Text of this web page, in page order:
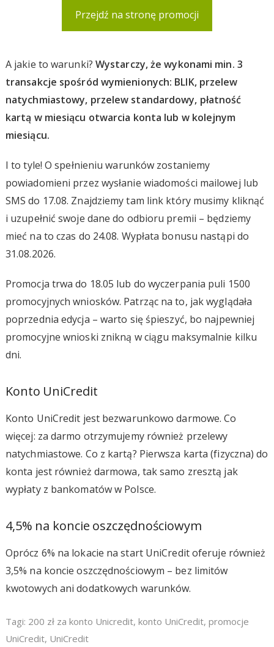
Przejdź na stronę promocji
A jakie to warunki? Wystarczy, że wykonami min. 3
transakcje spośród wymienionych: BLIK, przelew
natychmiastowy, przelew standardowy, płatność
kartą w miesiącu otwarcia konta lub w kolejnym
miesiącu.
I to tyle! O spełnieniu warunków zostaniemy
powiadomieni przez wysłanie wiadomości mailowej lub
SMS do 17.08. Znajdziemy tam link który musimy kliknąć
i uzupełnić swoje dane do odbioru premii – będziemy
mieć na to czas do 24.08. Wypłata bonusu nastąpi do
31.08.2026.
Promocja trwa do 18.05 lub do wyczerpania puli 1500
promocyjnych wniosków. Patrząc na to, jak wyglądała
poprzednia edycja – warto się śpieszyć, bo najpewniej
promocyjne wnioski znikną w ciągu maksymalnie kilku
dni.
Konto UniCredit
Konto UniCredit jest bezwarunkowo darmowe. Co
więcej: za darmo otrzymujemy również przelewy
natychmiastowe. Co z kartą? Pierwsza karta (fizyczna) do
konta jest również darmowa, tak samo zresztą jak
wypłaty z bankomatów w Polsce.
4,5% na koncie oszczędnościowym
Oprócz 6% na lokacie na start UniCredit oferuje również
3,5% na koncie oszczędnościowym – bez limitów
kwotowych ani dodatkowych warunków.
Tagi: 200 zł za konto Unicredit, konto UniCredit, promocje
UniCredit, UniCredit